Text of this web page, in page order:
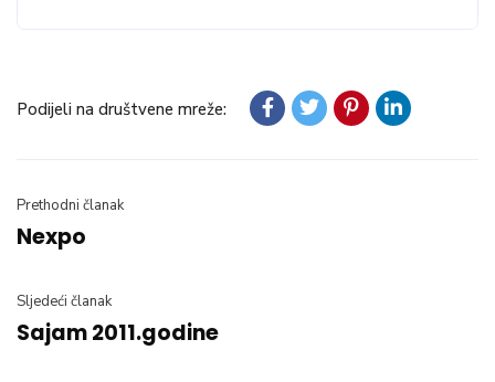
Podijeli na društvene mreže:
Prethodni članak
Nexpo
Sljedeći članak
Sajam 2011.godine